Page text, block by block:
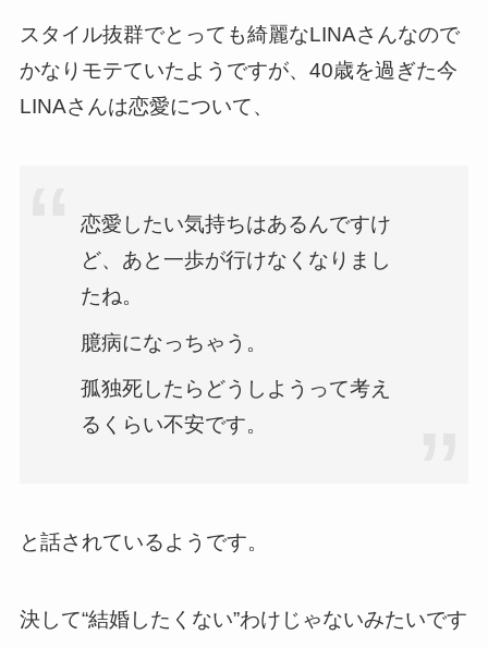
スタイル抜群でとっても綺麗なLINAさんなので
かなりモテていたようですが、40歳を過ぎた今
LINAさんは恋愛について、
恋愛したい気持ちはあるんですけ
ど、あと一歩が行けなくなりまし
たね。
臆病になっちゃう。
孤独死したらどうしようって考え
るくらい不安です。
と話されているようです。
決して“結婚したくない”わけじゃないみたいです